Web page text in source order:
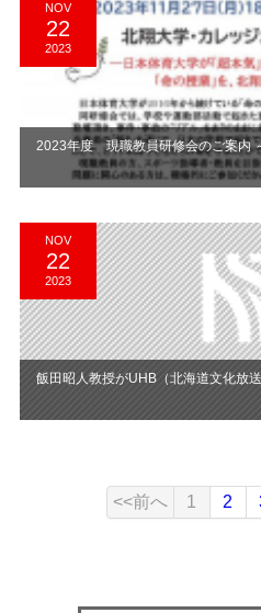
NOV
22
2023
2023年度 現職教員研修会のご案内
NOV
22
2023
飯田昭人教授がUHB（北海道文化放
<<前へ 1 2